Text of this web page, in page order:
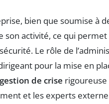
bien que soumise à
son activité, ce qui
Le rôle de
pour la mise en
gestion de crise
et les experts